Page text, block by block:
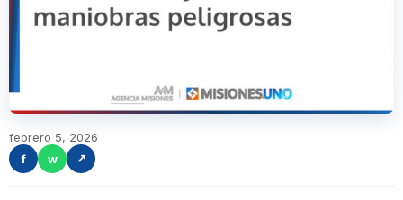
febrero 5, 2026
f
w ↗